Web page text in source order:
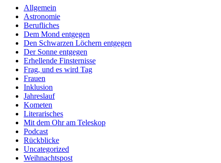
Allgemein
Astronomie
Berufliches
Dem Mond entgegen
Den Schwarzen Löchern entgegen
Der Sonne entgegen
Erhellende Finsternisse
Frag, und es wird Tag
Frauen
Inklusion
Jahreslauf
Kometen
Literarisches
Mit dem Ohr am Teleskop
Podcast
Rückblicke
Uncategorized
Weihnachtspost